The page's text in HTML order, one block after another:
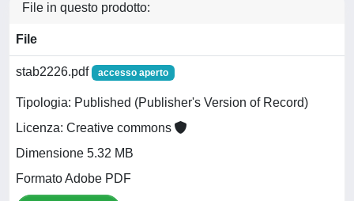
File in questo prodotto:
File
stab2226.pdf accesso aperto
Tipologia: Published (Publisher's Version of Record)
Licenza: Creative commons
Dimensione 5.32 MB
Formato Adobe PDF